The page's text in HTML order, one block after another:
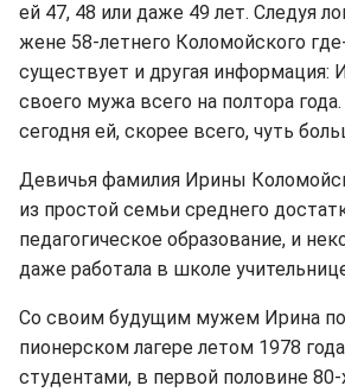
ей 47, 48 или даже 49 лет. Следуя
жене 58-летнего Коломойского
существует и другая информация:
своего мужа всего на полтора
сегодня ей, скорее всего, чуть
Девичья фамилия Ирины
из простой семьи среднего
педагогическое образование, и
даже работала в школе
Со своим будущим мужем Ирина
пионерском лагере летом 1978
студентами, в первой половине